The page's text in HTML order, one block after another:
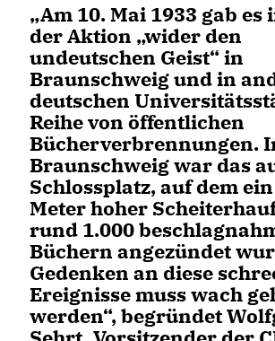
Am 10. Mai 1933 gab es
der Aktion „wider den
undeutschen Geist“ in
Braunschweig und in
deutschen
Reihe von öffentlichen
Bücherverbrennungen.
Braunschweig war das
Schlossplatz, auf dem
Meter hoher
rund 1.000
Büchern angezündet
Gedenken an diese
Ereignisse muss wach
werden“, begründet